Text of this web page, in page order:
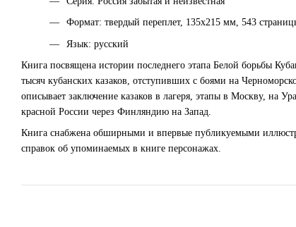
Формат: твердый переплет, 135х215 мм, 543
Язык: русский
Книга посвящена истории последнего этапа Белой борьбы
тысяч кубанских казаков, отступивших с боями на
описывает заключение казаков в лагеря, этапы в Москву, на
красной России через Финляндию на Запад.
Книга снабжена обширными и впервые публикуемыми
справок об упоминаемых в книге персонажах.